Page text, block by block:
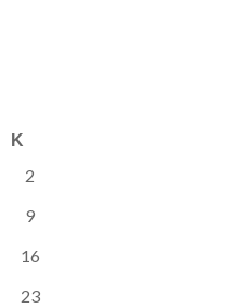
Κ
2
9
16
23